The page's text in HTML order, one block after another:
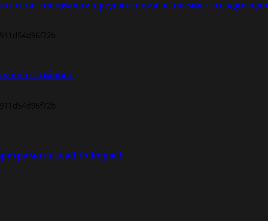
със специални предложения за по-чист въздух в
стойност
Lead to Impact